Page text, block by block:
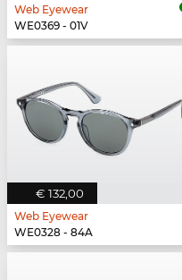
Web Eyewear
WE0369 - 01V
€ 132,00
Web Eyewear
WE0328 - 84A